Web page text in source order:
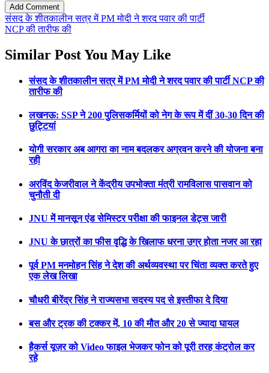
संसद के शीतकालीन सत्र में PM मोदी ने शरद पवार की पार्टी
NCP की तारीफ की
Similar Post You May Like
संसद के शीतकालीन सत्र में PM मोदी ने शरद पवार की पार्टी NCP की
तारीफ की
लखनऊ: SSP ने 200 पुलिसकर्मियों को नेग के रूप में दीं 30-30 दिन की
छुट्टियां
योगी सरकार अब आगरा का नाम बदलकर अग्रवन करने की योजना बना
रही
अरविंद केजरीवाल ने केंद्रीय उपभोक्ता मंत्री रामविलास पासवान को
चुनौती दी
JNU में मानसून एंड सेमिस्टर परीक्षा की फाइनल डेट्स जारी
JNU के छात्रों का फीस वृद्धि के खिलाफ धरना उग्र होता नजर आ रहा
पूर्व PM मनमोहन सिंह ने देश की अर्थव्यवस्था पर चिंता व्यक्त करते हुए
एक लेख लिखा
चौधरी बीरेंद्र सिंह ने राज्यसभा सदस्य पद से इस्तीफा दे दिया
बस और ट्रक की टक्कर में, 10 की मौत और 20 से ज्यादा घायल
हैकर्स यूज़र को Video फाइल भेजकर फोन को पूरी तरह कंट्रोल कर
रहे